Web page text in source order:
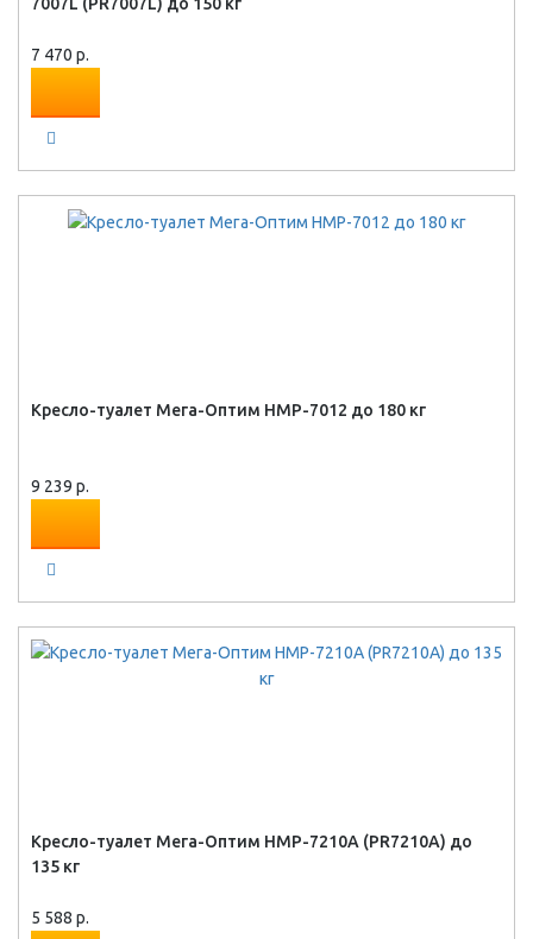
7 470 р.
Кресло-туалет Мега-Оптим HMP-7012 до 180 кг
9 239 р.
Кресло-туалет Мега-Оптим HMP-7210A (PR7210A) до
135 кг
5 588 р.